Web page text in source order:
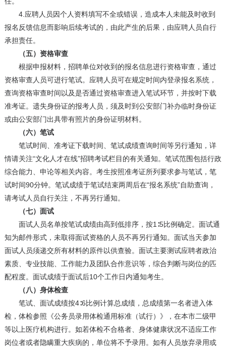
4.应聘人员因个人资料填写不全或错误，造成本人未能及时收到
报名反馈信息而影响后续考试的，由此产生的后果，由应聘人员自行
承担责任。
（五）资格审查
根据申报材料，招聘单位对收到的报名信息进行资格审查，通过
资格审查人员可进行笔试。应聘人员可在规定时间内登录报名系统，
查询资格审查时间以及是否通过资格审查进入笔试环节，并按时下载
准考证。遗失身份证的报考人员，须及时到公安部门补办临时身份证
或由公安部门出具带有照片的身份证明材料。
（六）笔试
笔试时间、准考证下载时间、笔试成绩查询时间等另行通知，详
情请关注“文化人才在线”招聘考试栏目的有关通知。笔试范围包括行政
综合能力、申论等相关内容。考生按照准考证所列要求参与笔试，笔
试时间90分钟。笔试成绩于笔试结束两周后在“报名系统”自助查询，
请考试人员自行关注，不再另行通知。
（七）面试
面试人员名单按笔试成绩由高到低排序，按1∶5比例确定。面试通
知为邮件形式，未取得面试资格的人员不再另行通知。面试当天参加
面试人员须递交所有材料的原件以供查验。面试主要测试应聘者政治
素质、专业技能、工作能力及团队合作意识等，综合判断与岗位的匹
配程度。面试成绩于面试后10个工作日内通知考生。
（八）身体检查
笔试、面试成绩按4∶6比例计算总成绩，总成绩第一名者进入体
检，体检参照《公务员录用体检通用标准（试行）》，在本市二级甲
等以上医疗机构进行。如若体检不合格者、身体健康状况不适应工作
岗位者或者隐瞒重大疾病的，单位将不予录用。如有人员放弃录用或